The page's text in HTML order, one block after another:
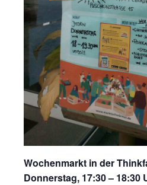
Wochenmarkt in der
Donnerstag, 17:30 – 18:30